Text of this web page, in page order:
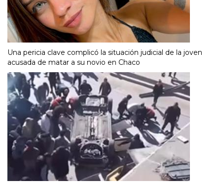
Una pericia clave complicó la situación judicial de la joven
acusada de matar a su novio en Chaco